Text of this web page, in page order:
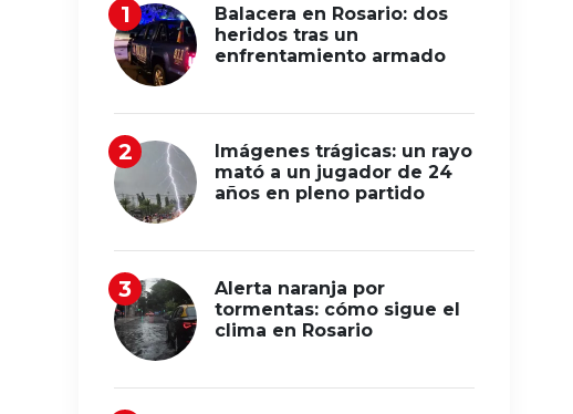
Balacera en Rosario: dos
heridos tras un
enfrentamiento armado
Imágenes trágicas: un rayo
mató a un jugador de 24
años en pleno partido
Alerta naranja por
tormentas: cómo sigue el
clima en Rosario